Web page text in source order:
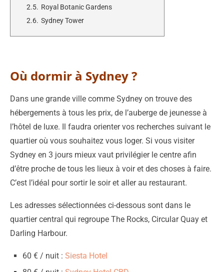
2.5. Royal Botanic Gardens
2.6. Sydney Tower
Où dormir à Sydney ?
Dans une grande ville comme Sydney on trouve des
hébergements à tous les prix, de l’auberge de jeunesse à
l’hôtel de luxe. Il faudra orienter vos recherches suivant le
quartier où vous souhaitez vous loger. Si vous visiter
Sydney en 3 jours mieux vaut privilégier le centre afin
d’être proche de tous les lieux à voir et des choses à faire.
C’est l’idéal pour sortir le soir et aller au restaurant.
Les adresses sélectionnées ci-dessous sont dans le
quartier central qui regroupe The Rocks, Circular Quay et
Darling Harbour.
60 € / nuit : Siesta Hotel